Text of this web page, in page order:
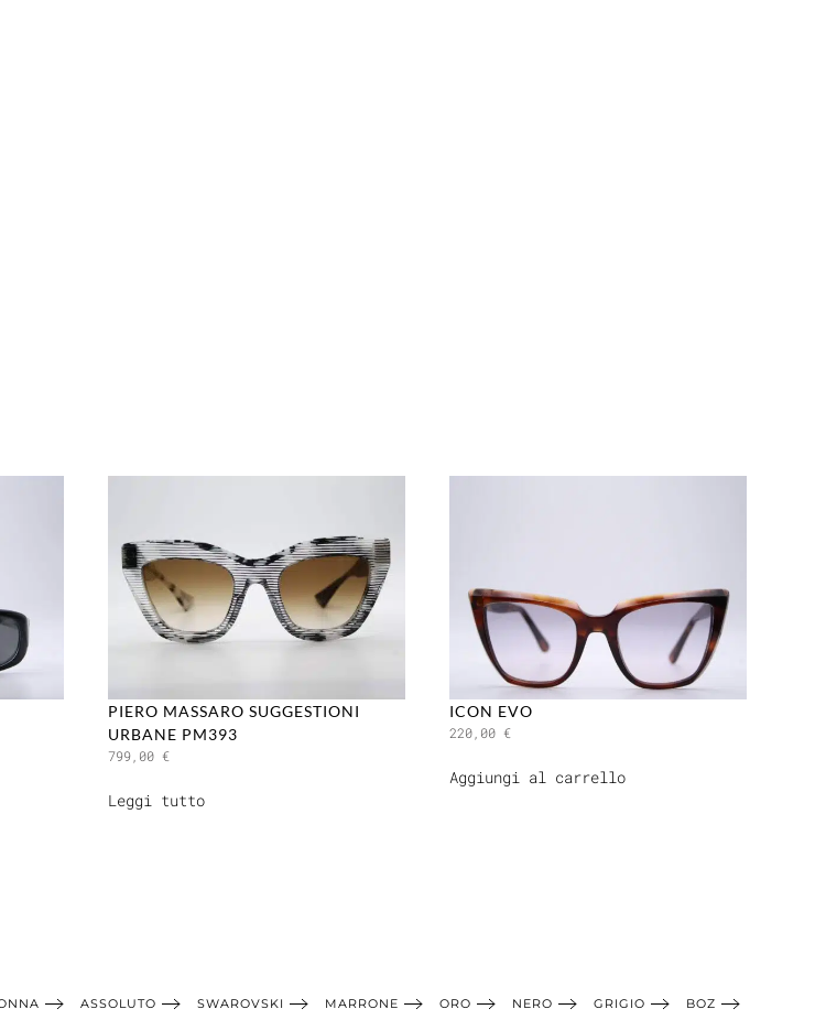
PIERO MASSARO SUGGESTIONI
URBANE PM393
799,00 €
Leggi tutto
ICON EVO
220,00 €
Aggiungi al carrello
ASSOLUTO SWAROVSKI MARRONE ORO NERO GRIGIO BOZ